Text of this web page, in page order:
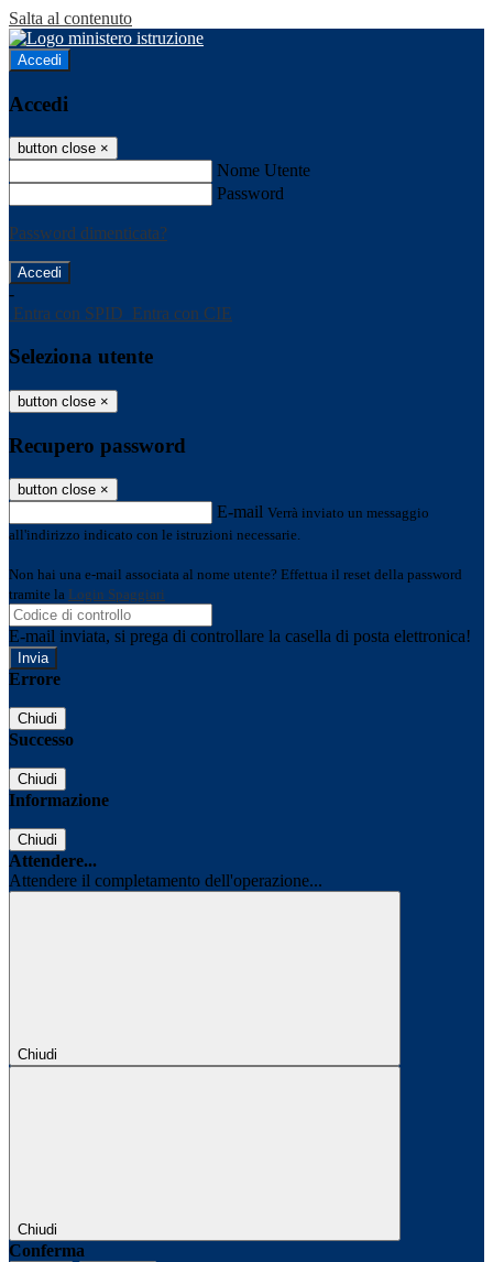
Salta al contenuto
Accedi
Accedi
button close ×
Nome Utente
Password
Password dimenticata?
-
Entra con SPID Entra con CIE
Seleziona utente
button close ×
Recupero password
button close ×
E-mail Verrà inviato un messaggio
all'indirizzo indicato con le istruzioni necessarie.
Non hai una e-mail associata al nome utente? Effettua il reset della password
tramite la Login Spaggiari
E-mail inviata, si prega di controllare la casella di posta elettronica!
Errore
Chiudi
Successo
Chiudi
Informazione
Chiudi
Attendere...
Attendere il completamento dell'operazione...
Chiudi
Chiudi
Conferma